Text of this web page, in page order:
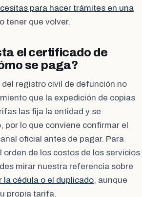
para hacer trámites en una
tener que volver.
el certificado de
se paga?
registro civil de defunción no
que la expedición de copias
las fija la entidad y se
por lo que conviene confirmar el
oficial antes de pagar. Para
orden de los costos de los servicios
mirar nuestra referencia sobre
la cédula o el duplicado, aunque
propia tarifa.